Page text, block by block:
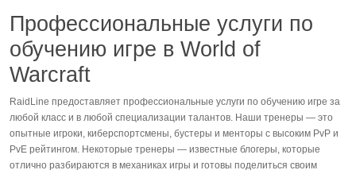
Профессиональные услуги по
обучению игре в World of
Warcraft
RaidLine предоставляет профессиональные услуги по обучению игре за
любой класс и в любой специализации талантов. Наши тренеры — это
опытные игроки, киберспортсмены, бустеры и менторы с высоким PvP и
PvE рейтингом. Некоторые тренеры — известные блогеры, которые
отлично разбираются в механиках игры и готовы поделиться своим